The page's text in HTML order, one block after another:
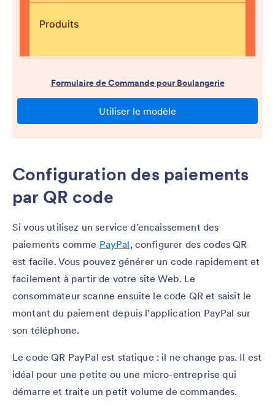
Configuration des paiements
par QR code
Si vous utilisez un service d’encaissement des
paiements comme PayPal, configurer des codes QR
est facile. Vous pouvez générer un code rapidement et
facilement à partir de votre site Web. Le
consommateur scanne ensuite le code QR et saisit le
montant du paiement depuis l’application PayPal sur
son téléphone.
Le code QR PayPal est statique : il ne change pas. Il est
idéal pour une petite ou une micro-entreprise qui
démarre et traite un petit volume de commandes.